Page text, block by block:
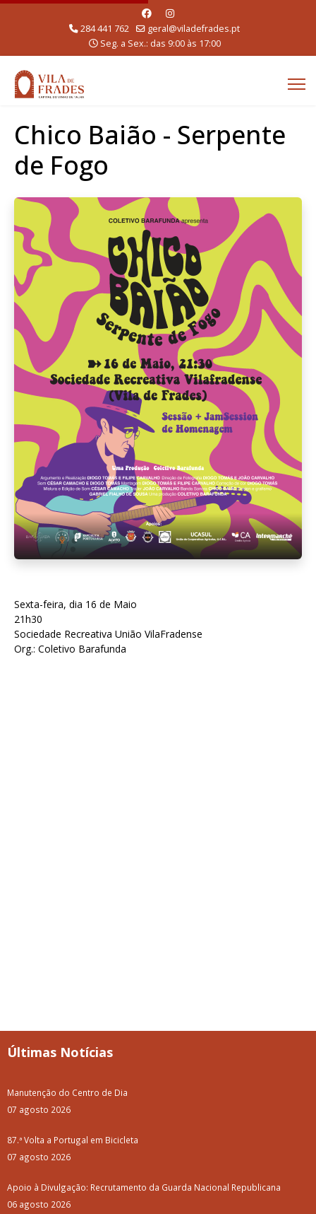
284 441 762
geral@viladefrades.pt
Seg. a Sex.: das 9:00 às 17:00
Chico Baião - Serpente
de Fogo
Sexta-feira, dia 16 de Maio
21h30
Sociedade Recreativa União VilaFradense
Org.: Coletivo Barafunda
Últimas Notícias
Manutenção do Centro de Dia
07 agosto 2026
87.ª Volta a Portugal em Bicicleta
07 agosto 2026
Apoio à Divulgação: Recrutamento da Guarda Nacional Republicana
06 agosto 2026